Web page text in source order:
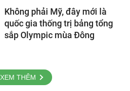
Không phải Mỹ, đây mới là
quốc gia thống trị bảng tổng
sắp Olympic mùa Đông
XEM THÊM